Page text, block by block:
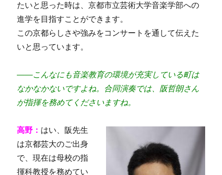
たいと思った時は、京都市立芸術大学音楽学部への
進学を目指すことができます。
この京都らしさや強みをコンサートを通して伝えた
いと思っています。
――こんなにも音楽教育の環境が充実している町は
なかなかないですよね。合同演奏では、阪哲朗さん
が指揮を務めてくださいますね。
高野： はい、阪先生
は京都芸大のご出身
で、現在は母校の指
揮科教授を務めてい